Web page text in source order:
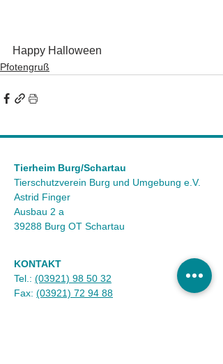
Happy Halloween
Pfotengruß
Tierheim Burg/Schartau
Tierschutzverein Burg und Umgebung e.V.
Astrid Finger
Ausbau 2 a
39288 Burg OT Schartau
KONTAKT
Tel.: (03921) 98 50 32
Fax: (03921) 72 94 88